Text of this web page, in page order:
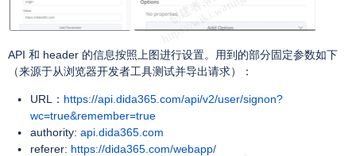
API 和 header 的信息按照上图进行设置。用到的部分固定参数如下
（来源于从浏览器开发者工具测试并导出请求）：
URL： https://api.dida365.com/api/v2/user/signon?
wc=true&remember=true
authority: api.dida365.com
referer: https://dida365.com/webapp/